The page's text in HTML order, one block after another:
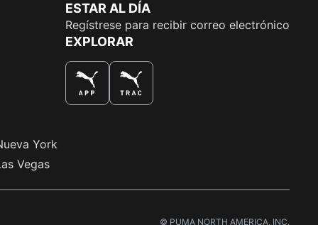
York
Vegas
ESTAR AL DÍA
Regístrese para recibir correo electrónico
EXPLORAR
© PUMA NORTH AMERICA, INC.